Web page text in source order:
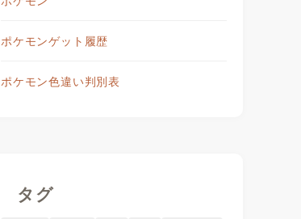
ポケモンゲット履歴
ポケモン色違い判別表
タグ